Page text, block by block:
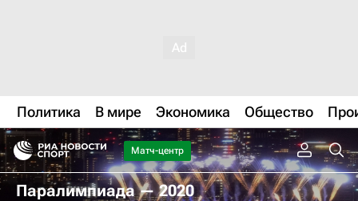
Политика В мире Экономика Общество
Матч-центр
Паралимпиада — 2020